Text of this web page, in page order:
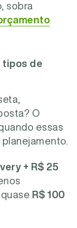
sobra
tipos de
O
essas
+ R$ 25
R$ 100